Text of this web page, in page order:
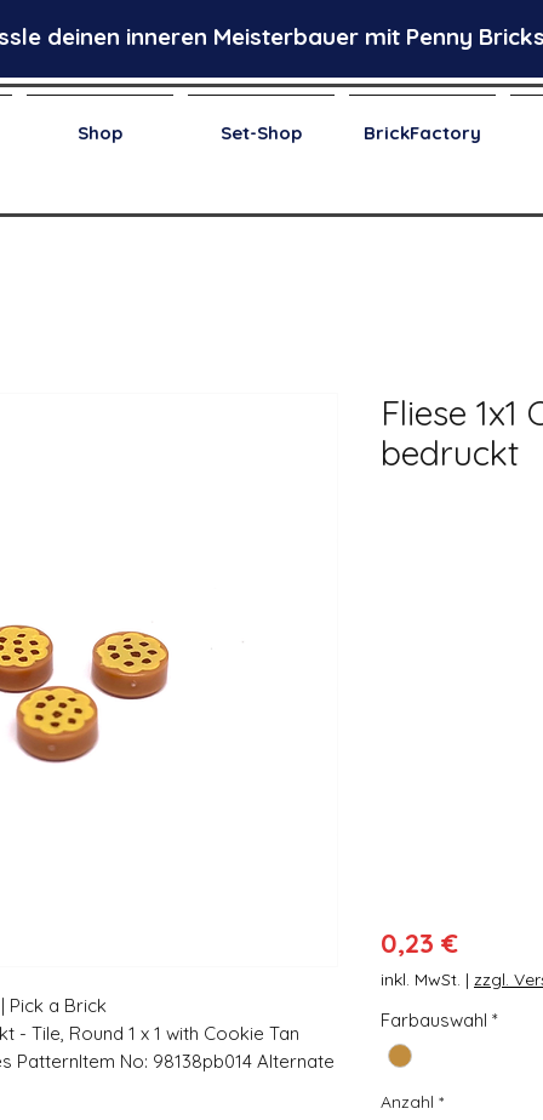
deinen inneren Meisterbauer mit Penny
Shop Set-Shop BrickFactory
Pick a Brick
- Tile, Round 1 x 1 with Cookie Tan
PatternItem No: 98138pb014 Alternate
Fliese 1x1
bedruckt
0,23 €Preis
inkl. MwSt. | zzgl.
Farbauswahl *
Anzahl *